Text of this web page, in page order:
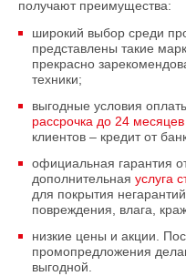
получают преимущества:
широкий выбор среди
представлены такие
прекрасно
техники;
выгодные условия
рассрочка до 24
клиентов – кредит от
официальная гарантия
дополнительная услуга
для покрытия
повреждения, влага,
низкие цены и акции.
промопредложения
выгодной.